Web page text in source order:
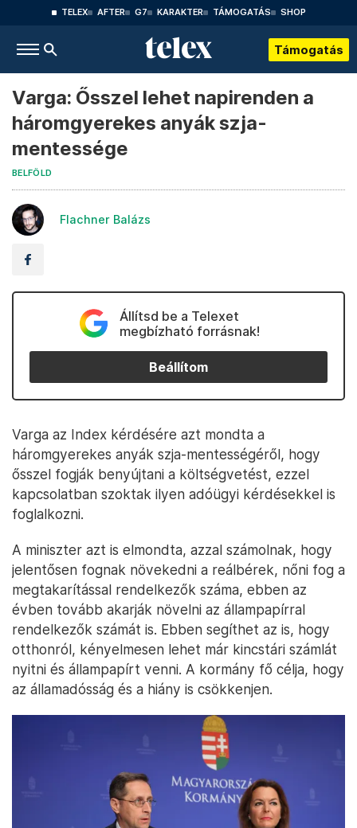
TELEX AFTER G7 KARAKTER TÁMOGATÁS SHOP
Támogatás
Varga: Ősszel lehet napirenden a
háromgyerekes anyák szja-
mentessége
BELFÖLD
Flachner Balázs
Állítsd be a Telexet
megbízható forrásnak!
Beállítom
Varga az Index kérdésére azt mondta a
háromgyerekes anyák szja-mentességéről, hogy
ősszel fogják benyújtani a költségvetést, ezzel
kapcsolatban szoktak ilyen adóügyi kérdésekkel is
foglalkozni.
A miniszter azt is elmondta, azzal számolnak, hogy
jelentősen fognak növekedni a reálbérek, nőni fog a
megtakarítással rendelkezők száma, ebben az
évben tovább akarják növelni az állampapírral
rendelkezők számát is. Ebben segíthet az is, hogy
otthonról, kényelmesen lehet már kincstári számlát
nyitni és állampapírt venni. A kormány fő célja, hogy
az államadósság és a hiány is csökkenjen.